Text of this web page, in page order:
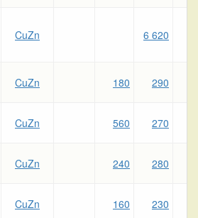
CuZn 6 620
CuZn 180 290
CuZn 560 270
CuZn 240 280
CuZn 160 230